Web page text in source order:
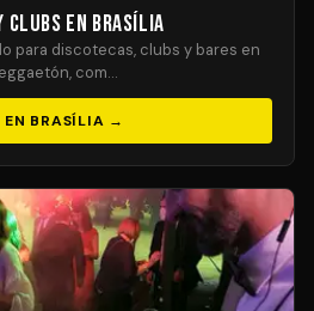
Clubs en Brasília
para discotecas, clubs y bares en
com…
EN BRASÍLIA →